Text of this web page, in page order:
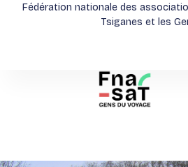
Fédération nationale des
Tsiganes et les